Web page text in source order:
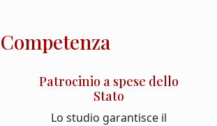
Patrocinio a spese dello
Stato
Lo studio garantisce il